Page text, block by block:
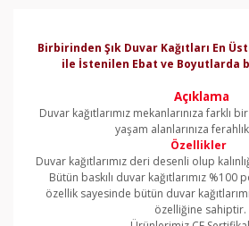
Birbirinden Şık Duvar Kağıtları En
ile İstenilen Ebat ve Boyutlarda
Açıklama
Duvar kağıtlarımız mekanlarınıza farklı
yaşam alanlarınıza
Özellikler
Duvar kağıtlarımız deri desenli olup
Bütün baskılı duvar kağıtlarımız %100
özellik sayesinde bütün duvar
özelliğine sahiptir.